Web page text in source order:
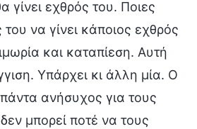
γίνει εχθρός του. Ποιες
του να γίνει κάποιος εχθρός
και καταπίεση. Αυτή
Υπάρχει κι άλλη μία. Ο
πάντα ανήσυχος για τους
μπορεί ποτέ να τους